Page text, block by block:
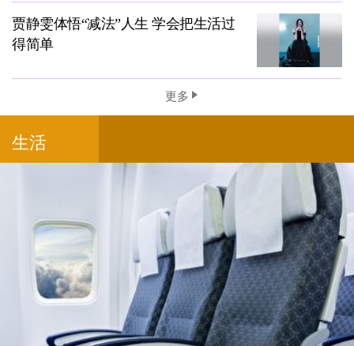
贾静雯体悟“减法”人生 学会把生活过
得简单
更多
生活